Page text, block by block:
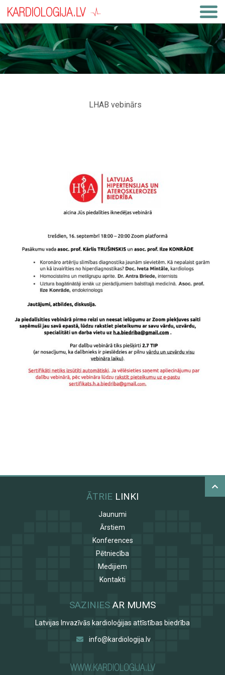
LHAB vebinārs
ĀTRIE LINKI
Jaunumi
Ārstiem
Konferences
Pētniecība
Medijiem
Kontakti
SAZINIES AR MUMS
Latvijas Invazīvās kardioloģijas attīstības biedrība
info@kardiologija.lv